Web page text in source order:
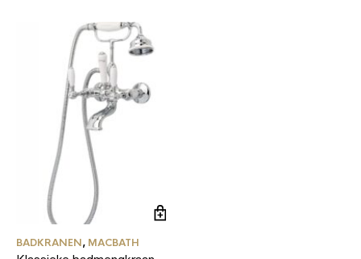
BADKRANEN, MACBATH